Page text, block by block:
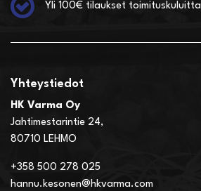
Yli 100€ tilaukset toimituskuluitta
Yhteystiedot
HK Varma Oy
Jahtimestarintie 24,
80710 LEHMO
+358 500 278 025
hannu.kesonen@hkvarma.com